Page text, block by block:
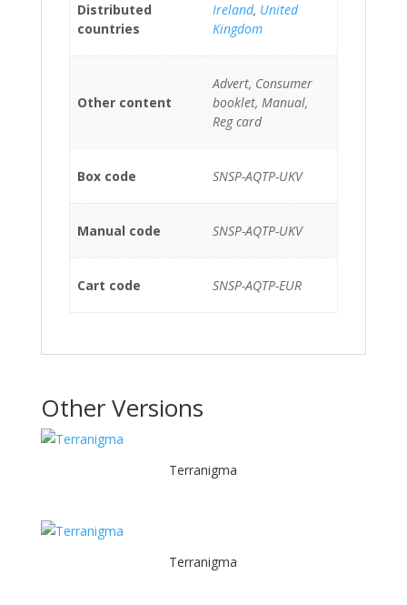
Distributed
countries
Ireland, United
Kingdom
Other content
Advert, Consumer
booklet, Manual,
Reg card
Box code SNSP-AQTP-UKV
Manual code SNSP-AQTP-UKV
Cart code SNSP-AQTP-EUR
Other Versions
Terranigma
Terranigma